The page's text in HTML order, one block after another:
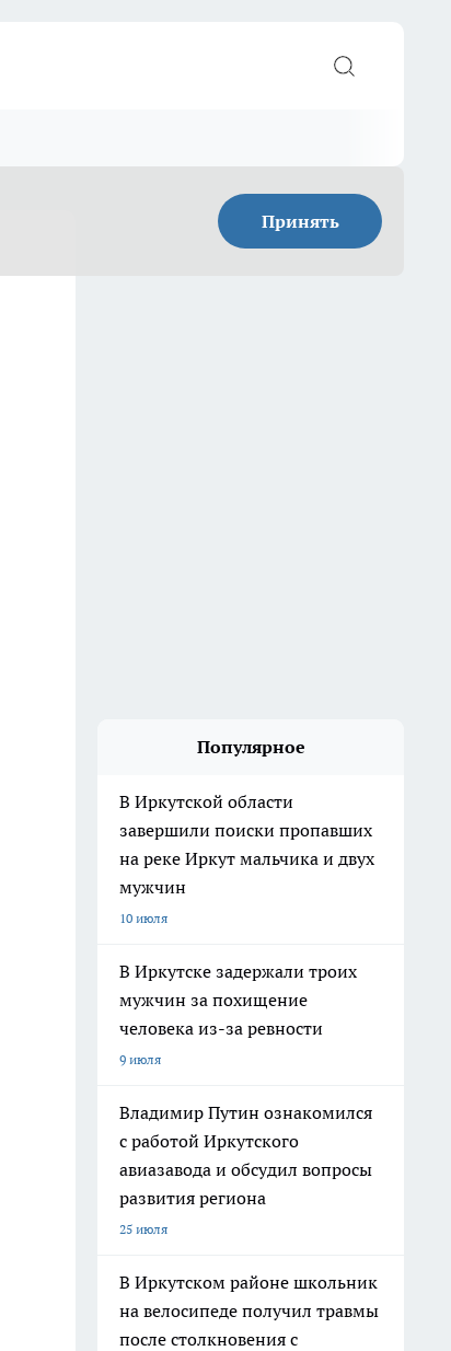
Принять
Популярное
В Иркутской области
завершили поиски пропавших
на реке Иркут мальчика и двух
мужчин
10 июля
В Иркутске задержали троих
мужчин за похищение
человека из-за ревности
9 июля
Владимир Путин ознакомился
с работой Иркутского
авиазавода и обсудил вопросы
развития региона
25 июля
В Иркутском районе школьник
на велосипеде получил травмы
после столкновения с